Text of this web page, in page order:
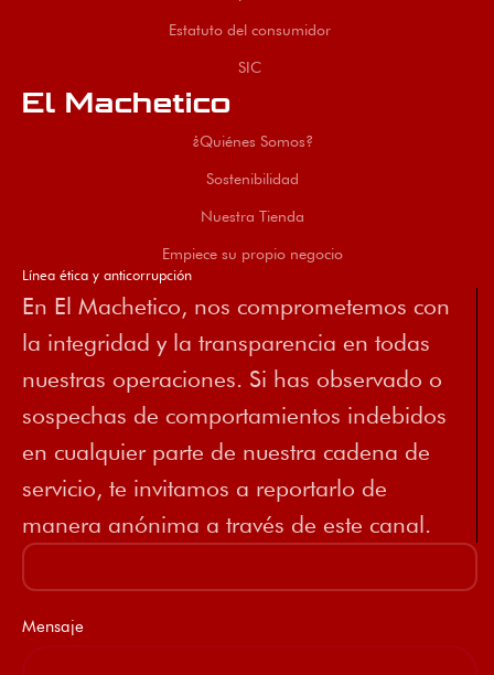
Estatuto del consumidor
SIC
El Machetico
¿Quiénes Somos?
Sostenibilidad
Nuestra Tienda
Empiece su propio negocio
Línea ética y anticorrupción
En El Machetico, nos comprometemos con
la integridad y la transparencia en todas
nuestras operaciones. Si has observado o
sospechas de comportamientos indebidos
en cualquier parte de nuestra cadena de
servicio, te invitamos a reportarlo de
manera anónima a través de este canal.
Mensaje